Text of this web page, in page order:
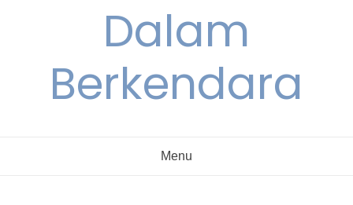
Dalam
Berkendara
Menu